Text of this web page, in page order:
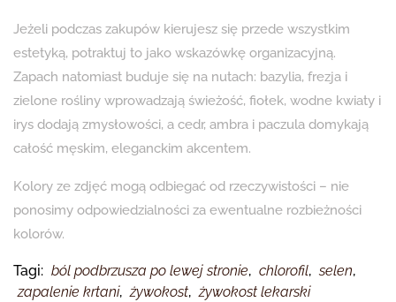
Jeżeli podczas zakupów kierujesz się przede wszystkim
estetyką, potraktuj to jako wskazówkę organizacyjną.
Zapach natomiast buduje się na nutach: bazylia, frezja i
zielone rośliny wprowadzają świeżość, fiołek, wodne kwiaty i
irys dodają zmysłowości, a cedr, ambra i paczula domykają
całość męskim, eleganckim akcentem.
Kolory ze zdjęć mogą odbiegać od rzeczywistości – nie
ponosimy odpowiedzialności za ewentualne rozbieżności
kolorów.
Tagi: ból podbrzusza po lewej stronie, chlorofil, selen,
zapalenie krtani, żywokost, żywokost lekarski